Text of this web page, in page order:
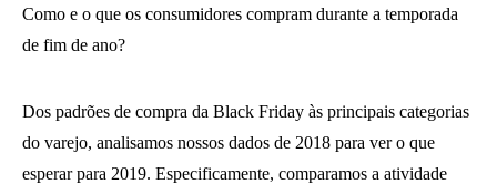
Como e o que os consumidores compram durante a temporada
de fim de ano?
Dos padrões de compra da Black Friday às principais categorias
do varejo, analisamos nossos dados de 2018 para ver o que
esperar para 2019. Especificamente, comparamos a atividade